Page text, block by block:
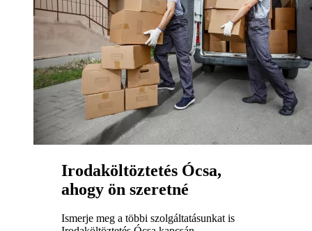
Irodaköltöztetés Ócsa,
ahogy ön szeretné
Ismerje meg a többi szolgáltatásunkat is